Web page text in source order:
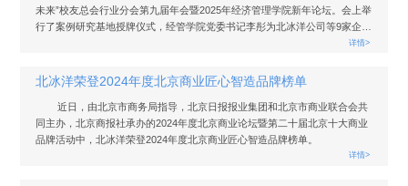
未来”校友总会行业分会第九届年会暨2025年经济管理学院新年论坛。会上举
行了案例研究基地授牌仪式，经管学院党委书记李彤为北冰洋公司等9家企业
详情>
北冰洋荣登2024年度北京商业匠心智造品牌榜单
近日，由北京市商务局指导，北京日报报业集团和北京市商业联合会共
同主办，北京商报社承办的2024年度北京商业论坛暨第二十届北京十大商业
品牌活动中，北冰洋荣登2024年度北京商业匠心智造品牌榜单。
详情>